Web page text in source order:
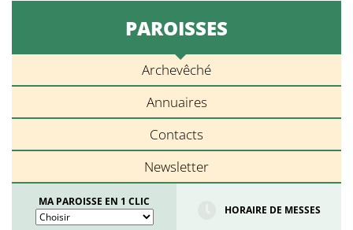
PAROISSES
Archevêché
Annuaires
Contacts
Newsletter
MA PAROISSE EN 1 CLIC
HORAIRE DE MESSES